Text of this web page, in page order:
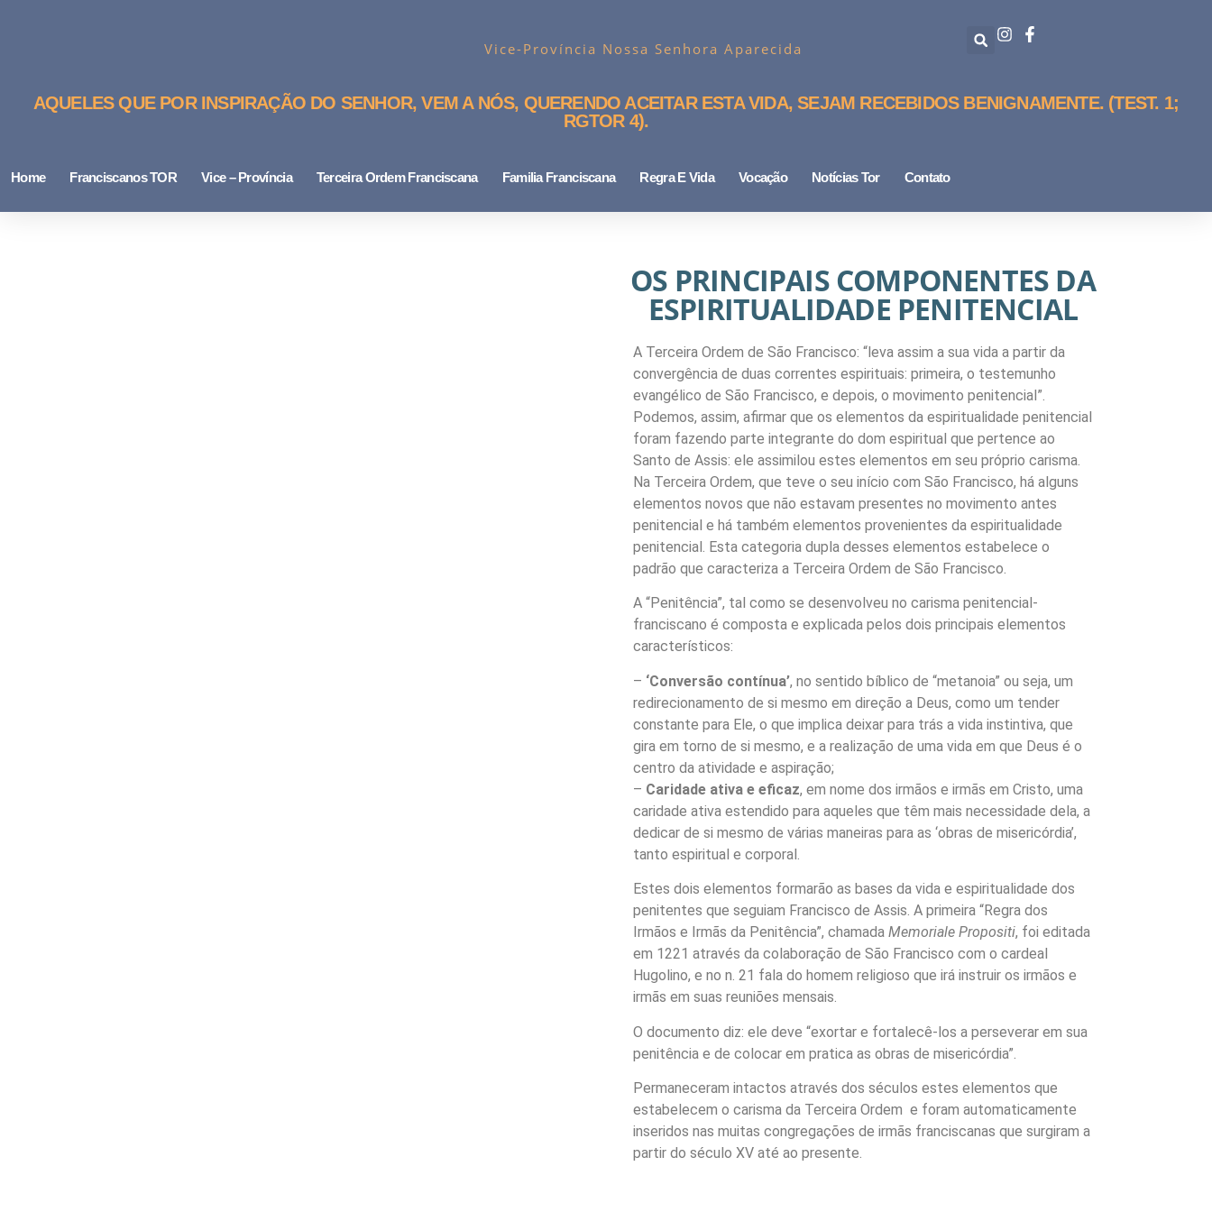
Vice-Província Nossa Senhora Aparecida
AQUELES QUE POR INSPIRAÇÃO DO SENHOR, VEM A NÓS, QUERENDO ACEITAR ESTA VIDA, SEJAM RECEBIDOS BENIGNAMENTE. (TEST. 1;
RGTOR 4).
Home Franciscanos TOR Vice – Província Terceira Ordem Franciscana Familia Franciscana Regra E Vida Vocação Notícias Tor Contato
OS PRINCIPAIS COMPONENTES DA
ESPIRITUALIDADE PENITENCIAL
A Terceira Ordem de São Francisco: “leva assim a sua vida a partir da
convergência de duas correntes espirituais: primeira, o testemunho
evangélico de São Francisco, e depois, o movimento penitencial”.
Podemos, assim, afirmar que os elementos da espiritualidade penitencial
foram fazendo parte integrante do dom espiritual que pertence ao
Santo de Assis: ele assimilou estes elementos em seu próprio carisma.
Na Terceira Ordem, que teve o seu início com São Francisco, há alguns
elementos novos que não estavam presentes no movimento antes
penitencial e há também elementos provenientes da espiritualidade
penitencial. Esta categoria dupla desses elementos estabelece o
padrão que caracteriza a Terceira Ordem de São Francisco.
A “Penitência”, tal como se desenvolveu no carisma penitencial-
franciscano é composta e explicada pelos dois principais elementos
característicos:
– ‘Conversão contínua’, no sentido bíblico de “metanoia” ou seja, um
redirecionamento de si mesmo em direção a Deus, como um tender
constante para Ele, o que implica deixar para trás a vida instintiva, que
gira em torno de si mesmo, e a realização de uma vida em que Deus é o
centro da atividade e aspiração;
– Caridade ativa e eficaz, em nome dos irmãos e irmãs em Cristo, uma
caridade ativa estendido para aqueles que têm mais necessidade dela, a
dedicar de si mesmo de várias maneiras para as ‘obras de misericórdia’,
tanto espiritual e corporal.
Estes dois elementos formarão as bases da vida e espiritualidade dos
penitentes que seguiam Francisco de Assis. A primeira “Regra dos
Irmãos e Irmãs da Penitência”, chamada Memoriale Propositi, foi editada
em 1221 através da colaboração de São Francisco com o cardeal
Hugolino, e no n. 21 fala do homem religioso que irá instruir os irmãos e
irmãs em suas reuniões mensais.
O documento diz: ele deve “exortar e fortalecê-los a perseverar em sua
penitência e de colocar em pratica as obras de misericórdia”.
Permaneceram intactos através dos séculos estes elementos que
estabelecem o carisma da Terceira Ordem e foram automaticamente
inseridos nas muitas congregações de irmãs franciscanas que surgiram a
partir do século XV até ao presente.